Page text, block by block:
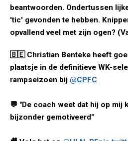
beantwoorden. Ondertussen
'tic' gevonden te hebben.
opvallend veel met zijn ogen?
🇧🇪 Christian Benteke heeft
plaatsje in de definitieve WK-
rampseizoen bij @CPFC
💬 "De coach weet dat hij op mij
bijzonder gemotiveerd"